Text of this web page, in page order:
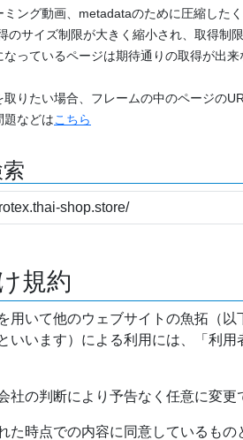
ング動画、metadataのために圧縮した
のサイズ制限が大きく縮小され、取得制
っているページは期待通りの取得が出
りたい場合、フレームの中のページの
題などはこちら
規約
用いて他のウェブサイトの魚拓（
いいます）による利用には、「利
社の判断により予告なく任意に変更
た時点での内容に同意しているもの